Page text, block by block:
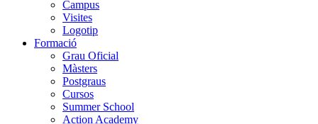
Campus
Visites
Logotip
Formació
Grau Oficial
Màsters
Postgraus
Cursos
Summer School
Action Academy